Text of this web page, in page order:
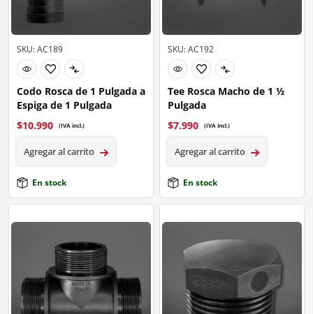
SKU: AC189
Codo Rosca de 1 Pulgada a
Espiga de 1 Pulgada
$10.990 (IVA incl.)
Agregar al carrito
En stock
SKU: AC192
Tee Rosca Macho de 1 ½
Pulgada
$7.990 (IVA incl.)
Agregar al carrito
En stock